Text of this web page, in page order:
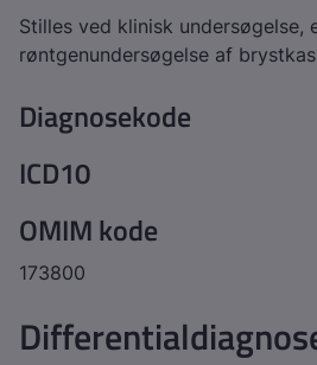
Stilles ved klinisk undersøgelse,
røntgenundersøgelse af
Diagnosekode
ICD10
OMIM kode
173800